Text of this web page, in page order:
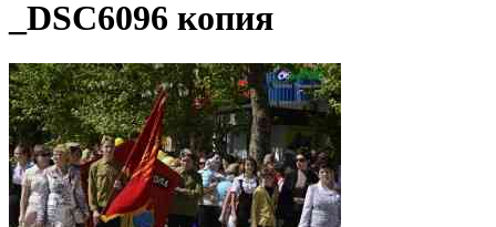
_DSC6096 копия